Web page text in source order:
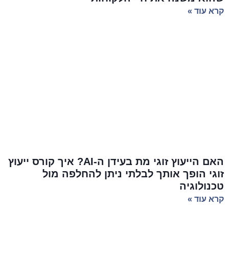
קרא עוד »
האם הייעוץ זוגי מת בעידן ה-AI? איך קורס ייעוץ
זוגי הופך אותך לבלתי ניתן להחלפה מול
טכנולוגיה
קרא עוד »